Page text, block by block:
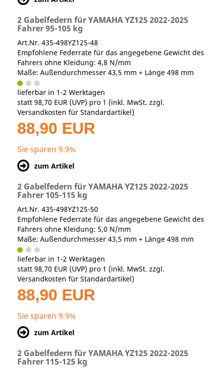
2 Gabelfedern für YAMAHA YZ125 2022-2025
Fahrer 95-105 kg
Art.Nr. 435-498YZ125-48
Empfohlene Federrate für das angegebene Gewicht des
Fahrers ohne Kleidung: 4,8 N/mm
Maße: Außendurchmesser 43,5 mm + Länge 498 mm
lieferbar in 1-2 Werktagen
statt 98,70 EUR (UVP) pro 1 (inkl. MwSt. zzgl.
Versandkosten für Standardartikel)
88,90 EUR
Sie sparen 9.9%
zum Artikel
2 Gabelfedern für YAMAHA YZ125 2022-2025
Fahrer 105-115 kg
Art.Nr. 435-498YZ125-50
Empfohlene Federrate für das angegebene Gewicht des
Fahrers ohne Kleidung: 5,0 N/mm
Maße: Außendurchmesser 43,5 mm + Länge 498 mm
lieferbar in 1-2 Werktagen
statt 98,70 EUR (UVP) pro 1 (inkl. MwSt. zzgl.
Versandkosten für Standardartikel)
88,90 EUR
Sie sparen 9.9%
zum Artikel
2 Gabelfedern für YAMAHA YZ125 2022-2025
Fahrer 115-125 kg